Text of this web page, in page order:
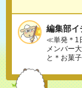
編集部イ
≪単発＊1
メンバー
と＊お菓